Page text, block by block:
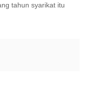
tahun syarikat itu